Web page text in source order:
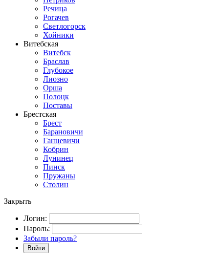
Речица
Рогачев
Светлогорск
Хойники
Витебская
Витебск
Браслав
Глубокое
Лиозно
Орша
Полоцк
Поставы
Брестская
Брест
Барановичи
Ганцевичи
Кобрин
Лунинец
Пинск
Пружаны
Столин
Закрыть
Логин:
Пароль:
Забыли пароль?
Войти